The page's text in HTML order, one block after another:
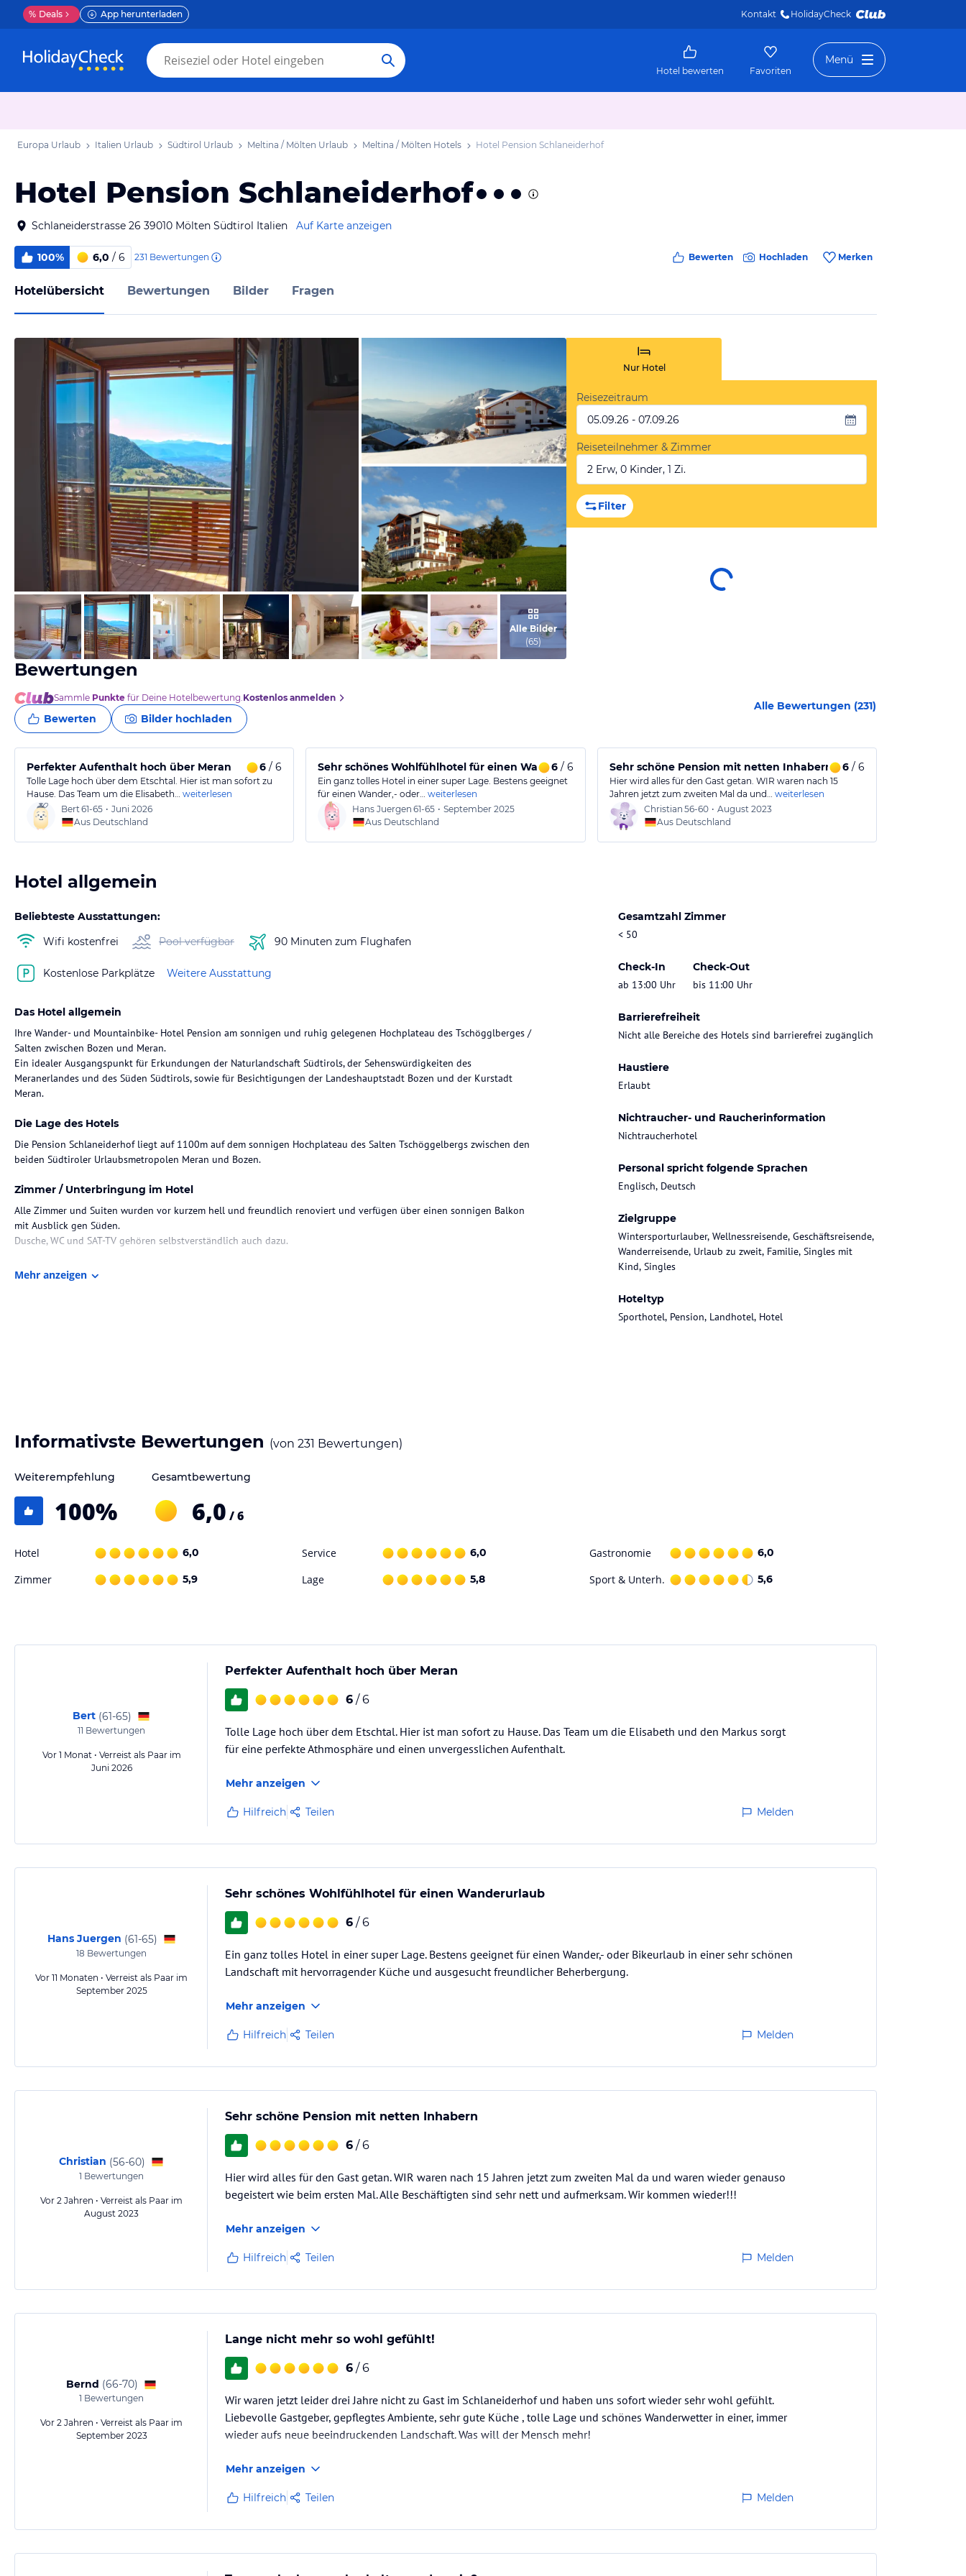
% Deals App herunterladen Kontakt HolidayCheck
Hotel bewerten Favoriten
Menü
Europa Urlaub Italien Urlaub Südtirol Urlaub Meltina / Mölten Urlaub Meltina / Mölten Hotels Hotel Pension Schlaneiderhof
Hotel Pension Schlaneiderhof
Schlaneiderstrasse 26 39010 Mölten Südtirol Italien Auf Karte anzeigen
100% 6,0 / 6 231 Bewertungen Bewerten Hochladen Merken
Hotelübersicht Bewertungen Bilder Fragen
vom Hotelier, Januar 2018
vom Hotelier, Oktober 2012
vom Hotelier, Januar 2018
Alle Bilder
(65)
Nur Hotel
Reisezeitraum
05.09.26 - 07.09.26
Reiseteilnehmer & Zimmer
2 Erw, 0 Kinder, 1 Zi.
Filter
Bewertungen
Sammle Punkte für Deine Hotelbewertung.Kostenlos anmelden
Bewerten Bilder hochladen
Alle Bewertungen (231)
Perfekter Aufenthalt hoch über Meran 6 / 6
Tolle Lage hoch über dem Etschtal. Hier ist man sofort zu
Hause. Das Team um die Elisabeth… weiterlesen
Bert61-65 • Juni 2026
Aus Deutschland
Sehr schönes Wohlfühlhotel für einen Wanderurlaub
6/ 6
Ein ganz tolles Hotel in einer super Lage. Bestens geeignet
für einen Wander,- oder… weiterlesen
Hans Juergen 61-65 • September 2025
Aus Deutschland
Sehr schöne Pension mit netten Inhabern 6/ 6
Hier wird alles für den Gast getan. WIR waren nach 15
Jahren jetzt zum zweiten Mal da und… weiterlesen
Christian 56-60 • August 2023
Aus Deutschland
Hotel allgemein
Beliebteste Ausstattungen:
Wifi kostenfrei
Pool verfügbar 90 Minuten zum Flughafen
Kostenlose Parkplätze Weitere Ausstattung
Gesamtzahl Zimmer
< 50
Check-In
ab 13:00 Uhr
Check-Out
bis 11:00 Uhr
Barrierefreiheit
Nicht alle Bereiche des Hotels sind barrierefrei zugänglich
Haustiere
Erlaubt
Nichtraucher- und Raucherinformation
Nichtraucherhotel
Personal spricht folgende Sprachen
Englisch, Deutsch
Zielgruppe
Wintersporturlauber, Wellnessreisende, Geschäftsreisende,
Wanderreisende, Urlaub zu zweit, Familie, Singles mit
Kind, Singles
Hoteltyp
Sporthotel, Pension, Landhotel, Hotel
Das Hotel allgemein
Ihre Wander- und Mountainbike- Hotel Pension am sonnigen und ruhig gelegenen Hochplateau des Tschögglberges /
Salten zwischen Bozen und Meran.
Ein idealer Ausgangspunkt für Erkundungen der Naturlandschaft Südtirols, der Sehenswürdigkeiten des
Meranerlandes und des Süden Südtirols, sowie für Besichtigungen der Landeshauptstadt Bozen und der Kurstadt
Meran.
Die Lage des Hotels
Die Pension Schlaneiderhof liegt auf 1100m auf dem sonnigen Hochplateau des Salten Tschöggelbergs zwischen den
beiden Südtiroler Urlaubsmetropolen Meran und Bozen.
Zimmer / Unterbringung im Hotel
Alle Zimmer und Suiten wurden vor kurzem hell und freundlich renoviert und verfügen über einen sonnigen Balkon
mit Ausblick gen Süden.
Dusche, WC und SAT-TV gehören selbstverständlich auch dazu.
Gastronomie im Hotel
Mehr anzeigen
Informativste Bewertungen (von 231 Bewertungen)
Weiterempfehlung
100%
Gesamtbewertung
6,0 / 6
Hotel 6,0 Service 6,0 Gastronomie 6,0
Zimmer 5,9 Lage 5,8 Sport & Unterh. 5,6
Bert (61-65)
11 Bewertungen
Vor 1 Monat • Verreist als Paar im
Juni 2026
Perfekter Aufenthalt hoch über Meran
6 / 6
Tolle Lage hoch über dem Etschtal. Hier ist man sofort zu Hause. Das Team um die Elisabeth und den Markus sorgt
für eine perfekte Athmosphäre und einen unvergesslichen Aufenthalt.
Mehr anzeigen
Hilfreich Teilen Melden
Hans Juergen (61-65)
18 Bewertungen
Vor 11 Monaten • Verreist als Paar im
September 2025
Sehr schönes Wohlfühlhotel für einen Wanderurlaub
6 / 6
Ein ganz tolles Hotel in einer super Lage. Bestens geeignet für einen Wander,- oder Bikeurlaub in einer sehr schönen
Landschaft mit hervorragender Küche und ausgesucht freundlicher Beherbergung.
Mehr anzeigen
Hilfreich Teilen Melden
Christian (56-60)
1 Bewertungen
Vor 2 Jahren • Verreist als Paar im
August 2023
Sehr schöne Pension mit netten Inhabern
6 / 6
Hier wird alles für den Gast getan. WIR waren nach 15 Jahren jetzt zum zweiten Mal da und waren wieder genauso
begeistert wie beim ersten Mal. Alle Beschäftigten sind sehr nett und aufmerksam. Wir kommen wieder!!!
Mehr anzeigen
Hilfreich Teilen Melden
Bernd (66-70)
1 Bewertungen
Vor 2 Jahren • Verreist als Paar im
September 2023
Lange nicht mehr so wohl gefühlt!
6 / 6
Wir waren jetzt leider drei Jahre nicht zu Gast im Schlaneiderhof und haben uns sofort wieder sehr wohl gefühlt.
Liebevolle Gastgeber, gepflegtes Ambiente, sehr gute Küche , tolle Lage und schönes Wanderwetter in einer, immer
wieder aufs neue beeindruckenden Landschaft. Was will der Mensch mehr!
Mehr anzeigen
Hilfreich Teilen Melden